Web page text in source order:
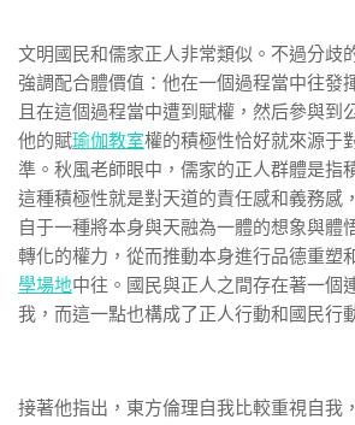
文明國民和儒家正人非常類似。不過分歧
強調配合體價值：他在一個過程當中往發
且在這個過程當中遭到賦權，然后參與到
他的賦瑜伽教室權的積極性恰好就來源于
準。秋風老師眼中，儒家的正人群體是指
這種積極性就是對天道的責任感和義務感
自于一種將本身與天融為一體的想象與體
轉化的權力，從而推動本身進行品德重塑
學場地中往。國民與正人之間存在著一個
我，而這一點也構成了正人行動和國民行
接著他指出，東方倫理自我比較重視自我